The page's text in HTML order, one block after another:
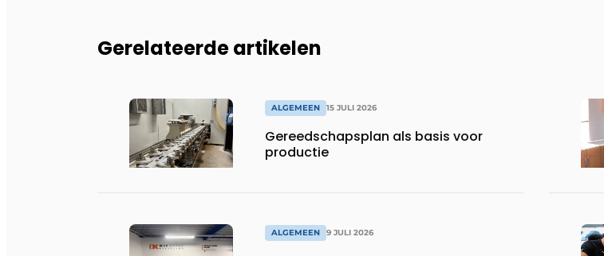
Gerelateerde artikelen
ALGEMEEN 15 JULI 2026
Gereedschapsplan als basis voor
productie
ALGEMEEN 9 JULI 2026